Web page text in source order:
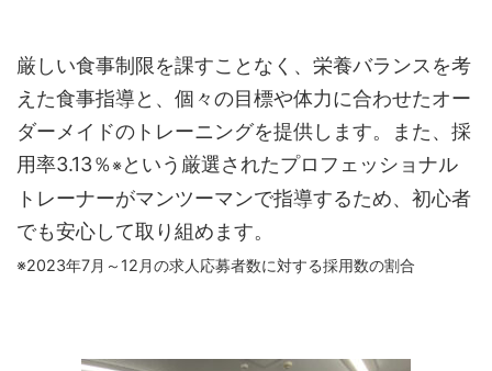
厳しい食事制限を課すことなく、栄養バランスを考
えた食事指導と、個々の目標や体力に合わせたオー
ダーメイドのトレーニングを提供します。また、採
用率3.13％※という厳選されたプロフェッショナル
トレーナーがマンツーマンで指導するため、初心者
でも安心して取り組めます。
※2023年7月～12月の求人応募者数に対する採用数の割合